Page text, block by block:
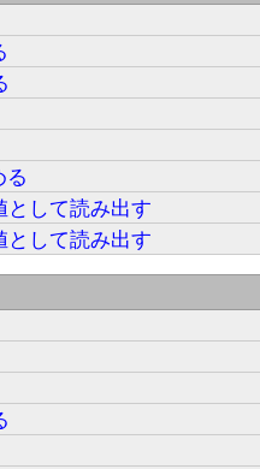
る
として読み出す
として読み出す